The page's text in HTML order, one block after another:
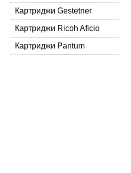
Картриджи Gestetner
Картриджи Ricoh Aficio
Картриджи Pantum